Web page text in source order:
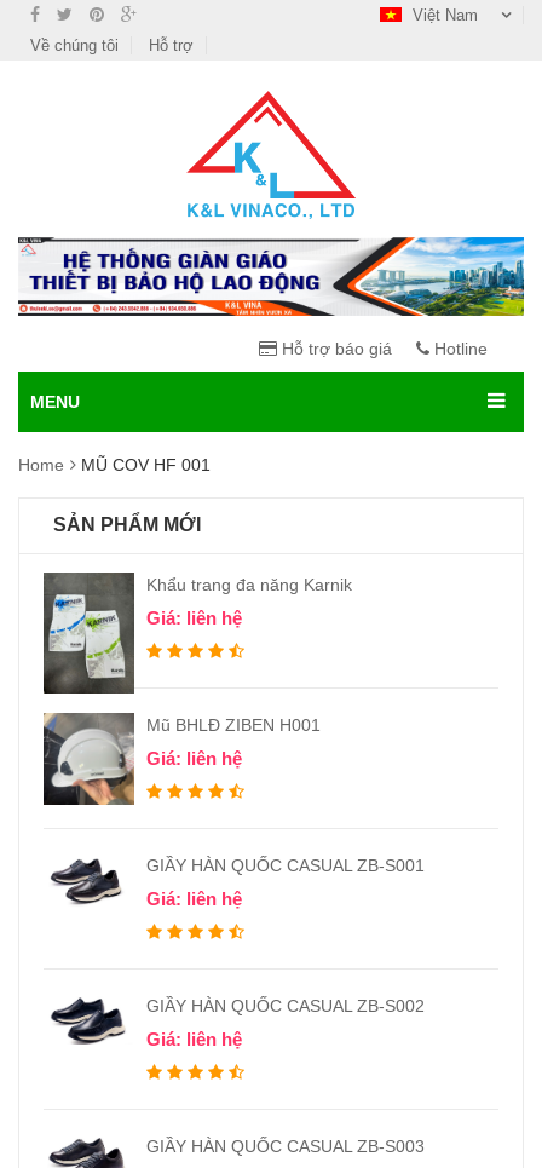
Việt Nam
Về chúng tôi
Hỗ trợ
Hỗ trợ báo giá Hotline
MENU
Home MŨ COV HF 001
SẢN PHẨM MỚI
Khẩu trang đa năng Karnik
Giá: liên hệ
Mũ BHLĐ ZIBEN H001
Giá: liên hệ
GIẦY HÀN QUỐC CASUAL ZB-S001
Giá: liên hệ
GIẦY HÀN QUỐC CASUAL ZB-S002
Giá: liên hệ
GIẦY HÀN QUỐC CASUAL ZB-S003